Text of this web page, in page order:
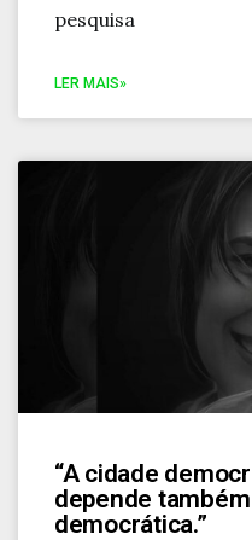
pesquisa
LER MAIS»
“A cidade
depende
democrática.”